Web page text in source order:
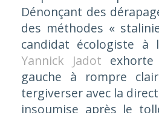
Dénonçant des
des méthodes «
candidat écologiste à
Yannick Jadot
gauche à rompre
tergiverser avec la
insoumise après le